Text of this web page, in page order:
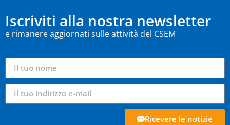
Iscriviti alla nostra newsletter
e rimanere aggiornati sulle attività del CSEM
Ricevere le notizie